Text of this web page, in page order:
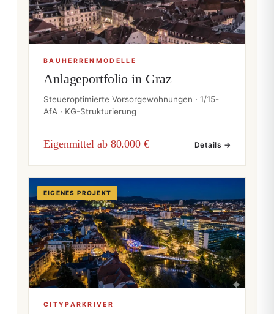
BAUHERRENMODELLE
Anlageportfolio in Graz
Steueroptimierte Vorsorgewohnungen · 1/15-
AfA · KG-Strukturierung
Eigenmittel ab 80.000 € Details →
EIGENES PROJEKT
CITYPARKRIVER